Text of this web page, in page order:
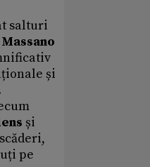
salturi
și
și
pe